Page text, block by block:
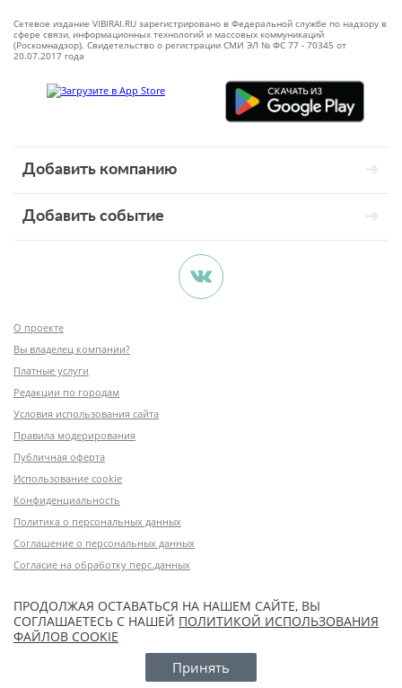
Сетевое издание VIBIRAI.RU зарегистрировано в Федеральной службе по надзору в
сфере связи, информационных технологий и массовых коммуникаций
(Роскомнадзор). Свидетельство о регистрации СМИ ЭЛ № ФС 77 - 70345 от
20.07.2017 года
Добавить компанию
Добавить событие
О проекте
Вы владелец компании?
Платные услуги
Редакции по городам
Условия использования сайта
Правила модерирования
Публичная оферта
Использование cookie
Конфиденциальность
Политика о персональных данных
Соглашение о персональных данных
Согласие на обработку перс.данных
ПРОДОЛЖАЯ ОСТАВАТЬСЯ НА НАШЕМ САЙТЕ, ВЫ
СОГЛАШАЕТЕСЬ С НАШЕЙ ПОЛИТИКОЙ ИСПОЛЬЗОВАНИЯ
ФАЙЛОВ COOKIE
Принять